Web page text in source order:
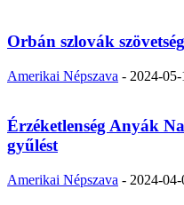
Orbán szlovák
Amerikai Népszava - 2024-05-
Érzéketlenség Anyák
gyűlést
Amerikai Népszava - 2024-04-